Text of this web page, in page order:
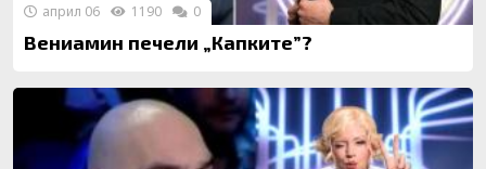
Вениамин печели „Капките”?
април 06 1190 0